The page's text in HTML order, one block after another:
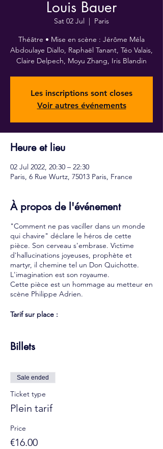
Louis Bauer
Sat 02 Jul
  |
Paris
Théâtre • Mise en scène : Jérôme Méla
Abdoulaye Diallo, Raphaël Tanant, Téo Valais,
Claire Delpech, Moyu Zhang, Iris Blandin
Les inscriptions sont closes
Voir autres événements
Heure et lieu
02 Jul 2022, 20:30 – 22:30
Paris, 6 Rue Wurtz, 75013 Paris, France
À propos de l'événement
"Comment ne pas vaciller dans un monde
qui chavire" déclare le héros de cette
pièce. Son cerveau s'embrase. Victime
d'hallucinations joyeuses, prophète et
martyr, il chemine tel un Don Quichotte.
L'imagination est son royaume.
Cette pièce est un hommage au metteur en
scène Philippe Adrien.
Tarif sur place :
demandeurs d'emploi, étudiants...)
port du masque obligatoire
Billets
Sale ended
Ticket type
Plein tarif
Price
€16.00